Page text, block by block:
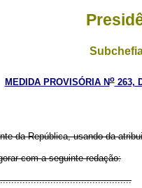
MEDIDA PROVISÓRIA No263,
da República, usando da
com a seguinte redação: